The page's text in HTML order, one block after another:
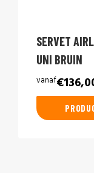
SERVET
UNI BRUIN
vanaf